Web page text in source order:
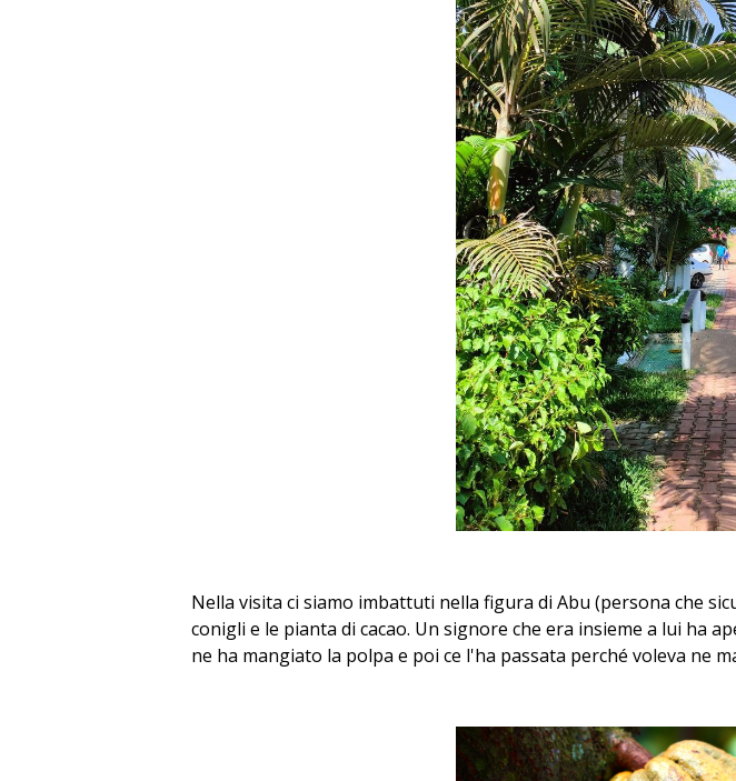
Nella visita ci siamo imbattuti nella figura di Abu (persona che
conigli e le pianta di cacao. Un signore che era insieme a lui ha
ne ha mangiato la polpa e poi ce l'ha passata perché voleva ne